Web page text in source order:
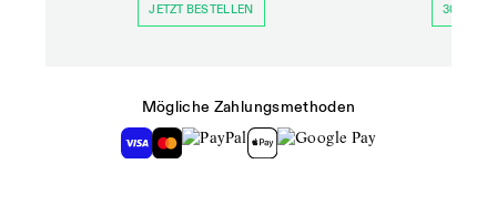
JETZT BESTELLEN 30 TAGE
Mögliche Zahlungsmethoden